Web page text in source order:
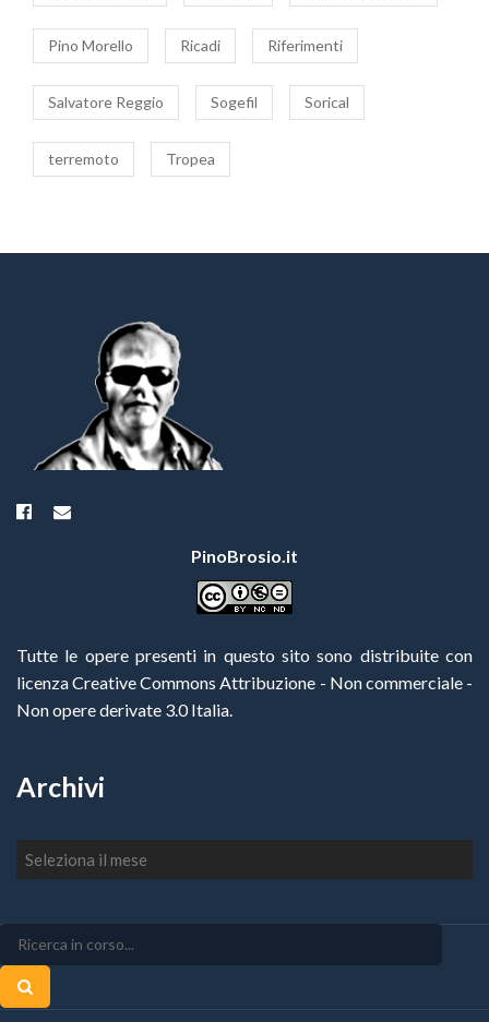
Pino Morello Ricadi Riferimenti
Salvatore Reggio Sogefil Sorical
terremoto Tropea
PinoBrosio.it
Tutte le opere presenti in questo sito sono distribuite con
licenza Creative Commons Attribuzione - Non commerciale -
Non opere derivate 3.0 Italia.
Archivi
Archivi